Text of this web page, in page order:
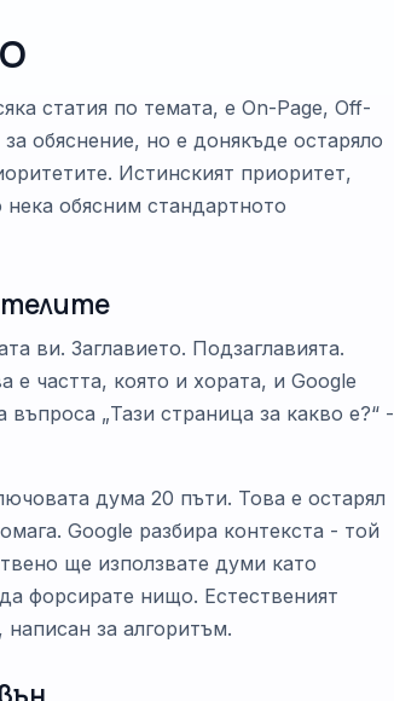
статия по темата, е On-Page, Off-
обяснение, но е донякъде остаряло
Истинският приоритет,
обясним стандартното
ви. Заглавието. Подзаглавията.
частта, която и хората, и Google
„Тази страница за какво е?“ -
дума 20 пъти. Това е остарял
Google разбира контекста - той
ще използвате думи като
форсирате нищо. Естественият
за алгоритъм.